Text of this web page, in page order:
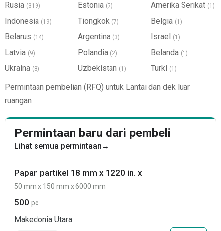
Rusia (319)
Indonesia (19)
Belarus (14)
Latvia (9)
Ukraina (8)
Estonia (7)
Tiongkok (7)
Argentina (3)
Polandia (2)
Uzbekistan (1)
Amerika Serikat (1)
Belgia (1)
Israel (1)
Belanda (1)
Turki (1)
Permintaan pembelian (RFQ) untuk Lantai dan dek luar
ruangan
Permintaan baru dari pembeli
Lihat semua permintaan →
Papan partikel 18 mm x 1220 in. x
50 mm x 150 mm x 6000 mm
500 pc.
Makedonia Utara